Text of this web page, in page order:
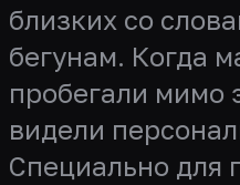
близких со
бегунам. Когда
пробегали мимо
видели
Специально для